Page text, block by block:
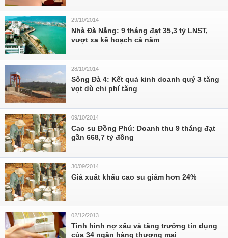
29/10/2014
Nhà Đà Nẵng: 9 tháng đạt 35,3 tỷ LNST,
vượt xa kế hoạch cả năm
28/10/2014
Sông Đà 4: Kết quả kinh doanh quý 3 tăng
vọt dù chi phí tăng
09/10/2014
Cao su Đồng Phú: Doanh thu 9 tháng đạt
gần 668,7 tỷ đồng
30/09/2014
Giá xuất khẩu cao su giảm hơn 24%
02/12/2013
Tình hình nợ xấu và tăng trưởng tín dụng
của 34 ngân hàng thương mại